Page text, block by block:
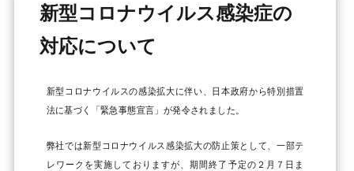
新型コロナウイルス感染症の
対応について
新型コロナウイルスの感染拡大に伴い、日本政府から特別措置
法に基づく「緊急事態宣言」が発令されました。
弊社では新型コロナウイルス感染拡大の防止策として、一部テ
レワークを実施しておりますが、期間終了予定の２月７日ま